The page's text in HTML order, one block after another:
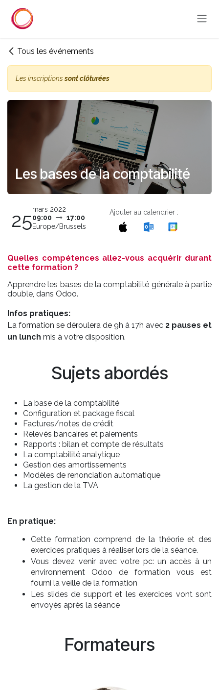
Tous les événements
Les inscriptionssont clôturées
Les bases de la comptabilité
25mars 2022
09:00
17:00
Europe/Brussels
Ajouter au calendrier :
Quelles compétences allez-vous acquérir durant
cette formation ?
Apprendre les bases de la comptabilité générale à partie
double, dans Odoo.
Infos pratiques:
La formation se déroulera de 9h à 17h avec 2 pauses et
un lunch mis à votre disposition.
Sujets abordés
La base de la comptabilité
Configuration et package fiscal
Factures/notes de crédit
Relevés bancaires et paiements
Rapports : bilan et compte de résultats
La comptabilité analytique
Gestion des amortissements
Modèles de renonciation automatique
La gestion de la TVA
En pratique:
Cette formation comprend de la théorie et des
exercices pratiques à réaliser lors de la séance.
Vous devez venir avec votre pc: un accès à un
environnement Odoo de formation vous est
fourni la veille de la formation
Les slides de support et les exercices vont sont
envoyés après la séance
Formateurs